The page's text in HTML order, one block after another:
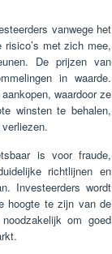
vanwege het
met zich mee,
De prijzen van
in waarde.
waardoor ze
winsten te behalen,
is voor fraude,
richtlijnen en
Investeerders wordt
hoogte te zijn van de
om goed